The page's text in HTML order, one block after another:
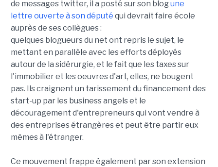
de messages twitter, il a posté sur son blogune
lettre ouverte à son député qui devrait faire école
auprès de ses collègues :
quelques blogueurs du net ont repris le sujet, le
mettant en parallèle avec les efforts déployés
autour de la sidérurgie, et le fait que les taxes sur
l'immobilier et les oeuvres d'art, elles, ne bougent
pas. Ils craignent un tarissement du financement des
start-up par les business angels et le
découragement d'entrepreneurs qui vont vendre à
des entreprises étrangères et peut être partir eux
mêmes à l'étranger.
Ce mouvement frappe également par son extension